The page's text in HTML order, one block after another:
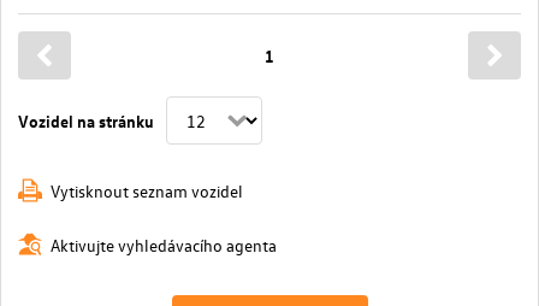
Vozidel na stránku
1
Vytisknout seznam vozidel
Aktivujte vyhledávacího agenta